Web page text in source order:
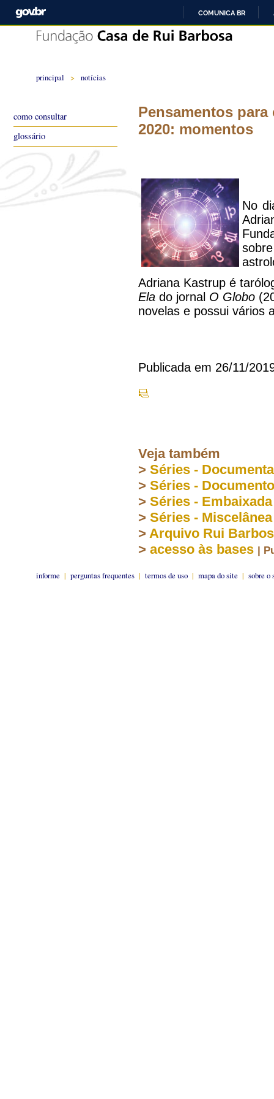
COMUNICA BR
principal > notícias
Pensamentos
2020: momentos
No
Adriana Kastrup é
Ela do jornal O Globo
novelas e possui vários
Publicada em 26/11/
Veja também
> Séries -
> Séries -
> Séries -
> Séries - Miscelânea
> Arquivo Rui
> acesso às bases |
informe | perguntas frequentes | termos de uso | mapa do site | sobre o
como consultar
glossário